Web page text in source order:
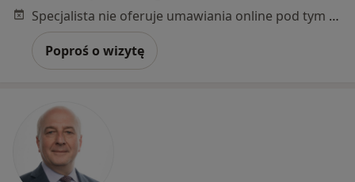
Specjalista nie oferuje umawiania online pod tym adresem.
Poproś o wizytę